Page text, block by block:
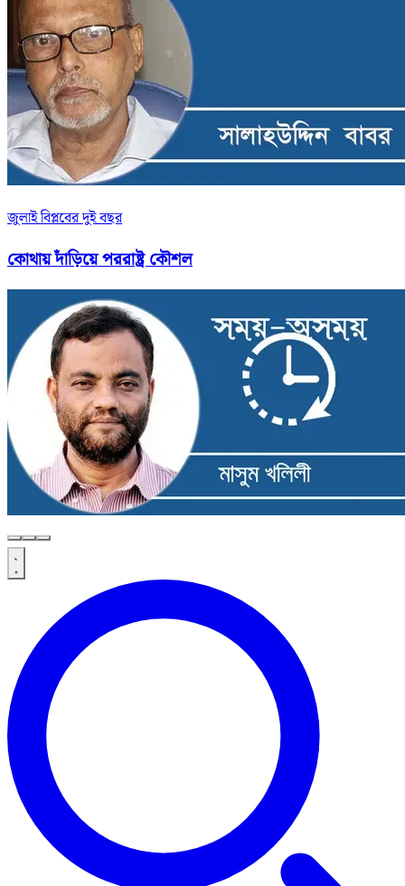
জুলাই বিপ্লবের দুই বছর
কোথায় দাঁড়িয়ে পররাষ্ট্র কৌশল